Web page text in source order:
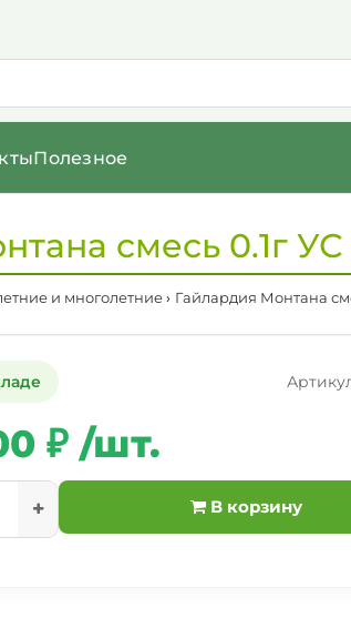
Полезное
смесь 0.1г
и многолетние Гайлардия Монтана
₽ /шт.
В корзину